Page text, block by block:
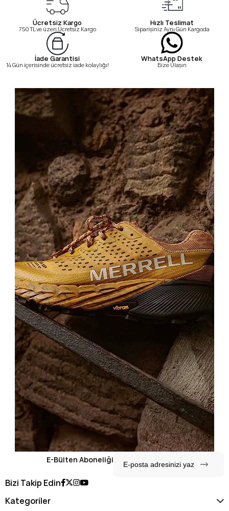
Ücretsiz Kargo
750 TL ve üzeri Ücretsiz Kargo
Hızlı Teslimat
Siparişiniz Aynı Gün Kargoda
İade Garantisi
14 Gün içerisinde ücretsiz iade kolaylığı!
WhatsApp Destek
Bize Ulaşın
E-Bülten Aboneliği
Bizi Takip Edin
Kategoriler